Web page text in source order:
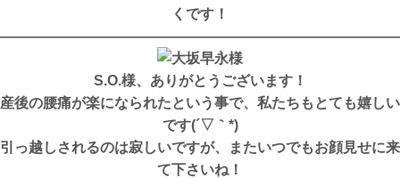
くです！
S.O.様、ありがとうございます！
産後の腰痛が楽になられたという事で、私たちもとても嬉しい
です(´▽｀*)
引っ越しされるのは寂しいですが、またいつでもお顔見せに来
て下さいね！